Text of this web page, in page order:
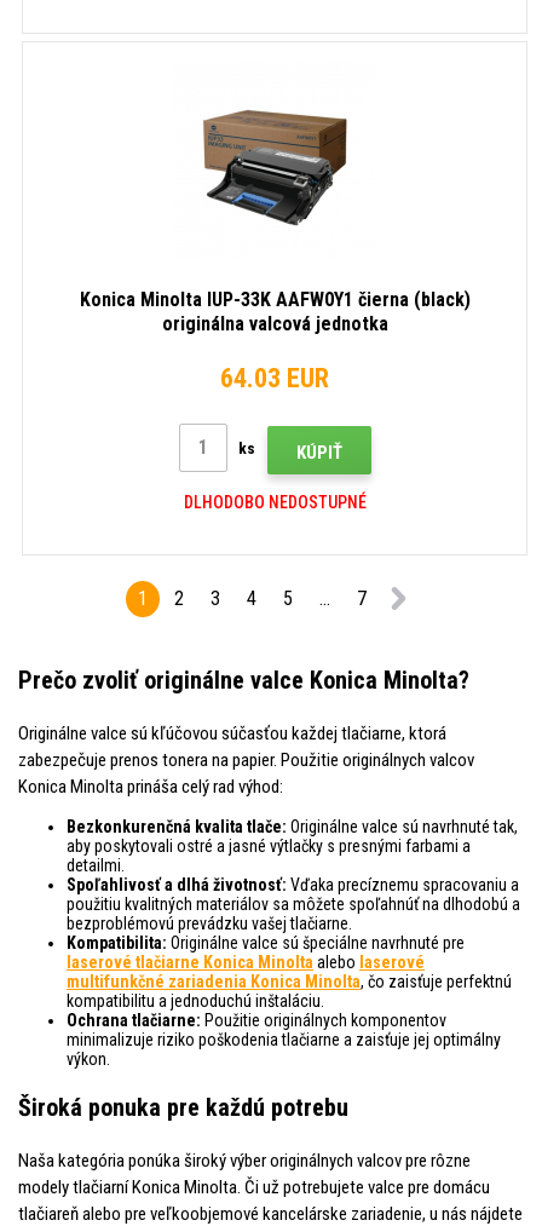
Konica Minolta IUP-33K AAFW0Y1 čierna (black)
originálna valcová jednotka
64.03 EUR
ks KÚPIŤ
DLHODOBO NEDOSTUPNÉ
1 2 3 4 5 ... 7
Prečo zvoliť originálne valce Konica Minolta?
Originálne valce sú kľúčovou súčasťou každej tlačiarne, ktorá
zabezpečuje prenos tonera na papier. Použitie originálnych valcov
Konica Minolta prináša celý rad výhod:
Bezkonkurenčná kvalita tlače: Originálne valce sú navrhnuté tak,
aby poskytovali ostré a jasné výtlačky s presnými farbami a
detailmi.
Spoľahlivosť a dlhá životnosť: Vďaka precíznemu spracovaniu a
použitiu kvalitných materiálov sa môžete spoľahnúť na dlhodobú a
bezproblémovú prevádzku vašej tlačiarne.
Kompatibilita: Originálne valce sú špeciálne navrhnuté pre
laserové tlačiarne Konica Minolta alebo laserové
multifunkčné zariadenia Konica Minolta, čo zaisťuje perfektnú
kompatibilitu a jednoduchú inštaláciu.
Ochrana tlačiarne: Použitie originálnych komponentov
minimalizuje riziko poškodenia tlačiarne a zaisťuje jej optimálny
výkon.
Široká ponuka pre každú potrebu
Naša kategória ponúka široký výber originálnych valcov pre rôzne
modely tlačiarní Konica Minolta. Či už potrebujete valce pre domácu
tlačiareň alebo pre veľkoobjemové kancelárske zariadenie, u nás nájdete